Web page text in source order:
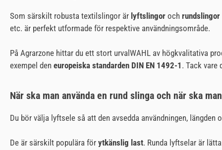
Som särskilt robusta textilslingor är lyftslingor och rundslingor
etc. är perfekt utformade för respektive användningsområde.
På Agrarzone hittar du ett stort urvalWAHL av högkvalitativa
exempel den europeiska standarden DIN EN 1492-1 . Tack vare
När ska man använda en rund slinga och när ska
Du bör välja lyftsele så att den avsedda användningen,
De är särskilt populära för ytkänslig last. Runda lyftselar är